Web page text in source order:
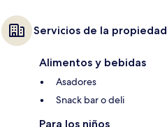
Servicios de la propiedad
Alimentos y bebidas
Asadores
Snack bar o deli
Para los niños